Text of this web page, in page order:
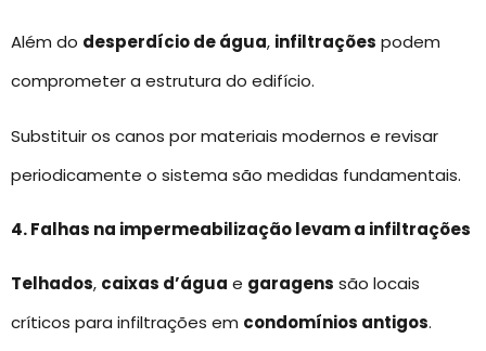
Além do desperdício de água, infiltrações podem
comprometer a estrutura do edifício.
Substituir os canos por materiais modernos e revisar
periodicamente o sistema são medidas fundamentais.
4. Falhas na impermeabilização levam a infiltrações
Telhados, caixas d’água e garagens são locais
críticos para infiltrações em condomínios antigos.